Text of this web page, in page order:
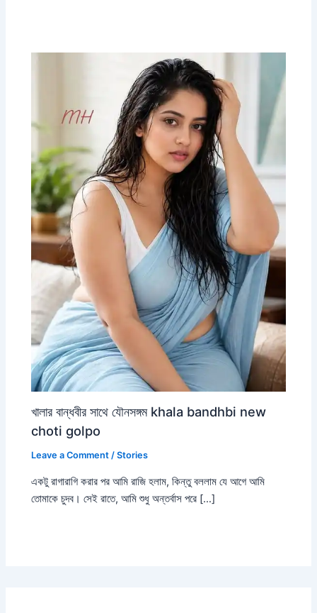
খালার বান্ধবীর সাথে যৌনসঙ্গম khala bandhbi new
choti golpo
Leave a Comment /Stories
একটু রাগারাগি করার পর আমি রাজি হলাম, কিন্তু বললাম যে আগে আমি
তোমাকে চুদব। সেই রাতে, আমি শুধু অন্তর্বাস পরে […]